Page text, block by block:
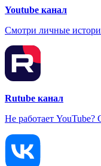
Youtube канал
Смотри личные
Rutube канал
Не работает YouTube?